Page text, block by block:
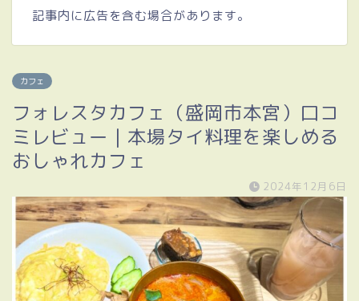
記事内に広告を含む場合があります。
カフェ
フォレスタカフェ（盛岡市本宮）口コ
ミレビュー｜本場タイ料理を楽しめる
おしゃれカフェ
2024年12月6日